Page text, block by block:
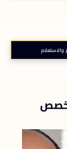
والاستعلام